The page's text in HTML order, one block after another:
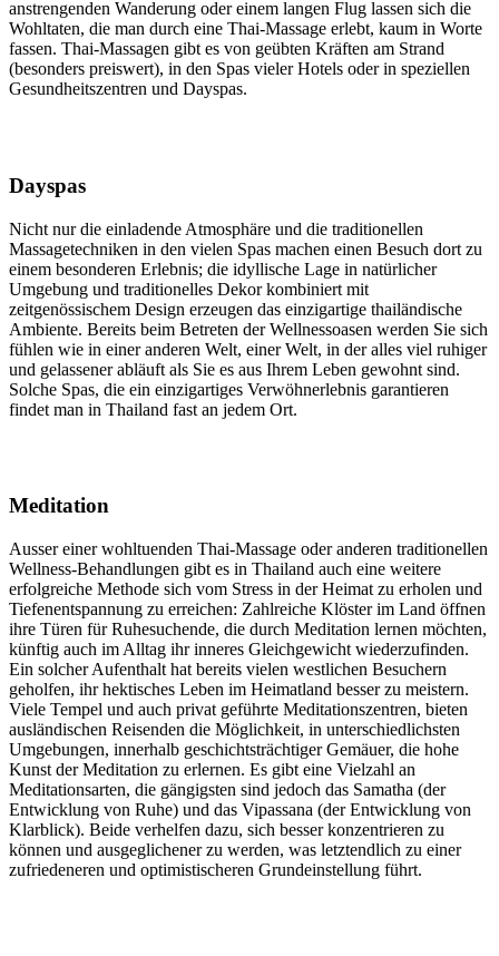
anstrengenden Wanderung oder einem langen Flug lassen sich die
Wohltaten, die man durch eine Thai-Massage erlebt, kaum in Worte
fassen. Thai-Massagen gibt es von geübten Kräften am Strand
(besonders preiswert), in den Spas vieler Hotels oder in speziellen
Gesundheitszentren und Dayspas.
Dayspas
Nicht nur die einladende Atmosphäre und die traditionellen
Massagetechniken in den vielen Spas machen einen Besuch dort zu
einem besonderen Erlebnis; die idyllische Lage in natürlicher
Umgebung und traditionelles Dekor kombiniert mit
zeitgenössischem Design erzeugen das einzigartige thailändische
Ambiente. Bereits beim Betreten der Wellnessoasen werden Sie sich
fühlen wie in einer anderen Welt, einer Welt, in der alles viel ruhiger
und gelassener abläuft als Sie es aus Ihrem Leben gewohnt sind.
Solche Spas, die ein einzigartiges Verwöhnerlebnis garantieren
findet man in Thailand fast an jedem Ort.
Meditation
Ausser einer wohltuenden Thai-Massage oder anderen traditionellen
Wellness-Behandlungen gibt es in Thailand auch eine weitere
erfolgreiche Methode sich vom Stress in der Heimat zu erholen und
Tiefenentspannung zu erreichen: Zahlreiche Klöster im Land öffnen
ihre Türen für Ruhesuchende, die durch Meditation lernen möchten,
künftig auch im Alltag ihr inneres Gleichgewicht wiederzufinden.
Ein solcher Aufenthalt hat bereits vielen westlichen Besuchern
geholfen, ihr hektisches Leben im Heimatland besser zu meistern.
Viele Tempel und auch privat geführte Meditationszentren, bieten
ausländischen Reisenden die Möglichkeit, in unterschiedlichsten
Umgebungen, innerhalb geschichtsträchtiger Gemäuer, die hohe
Kunst der Meditation zu erlernen. Es gibt eine Vielzahl an
Meditationsarten, die gängigsten sind jedoch das Samatha (der
Entwicklung von Ruhe) und das Vipassana (der Entwicklung von
Klarblick). Beide verhelfen dazu, sich besser konzentrieren zu
können und ausgeglichener zu werden, was letztendlich zu einer
zufriedeneren und optimistischeren Grundeinstellung führt.